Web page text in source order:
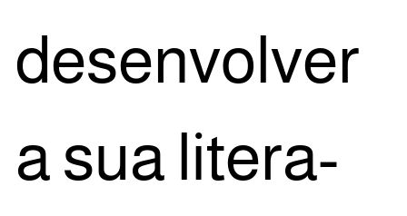
desen­vol­ver
a sua lite­ra­